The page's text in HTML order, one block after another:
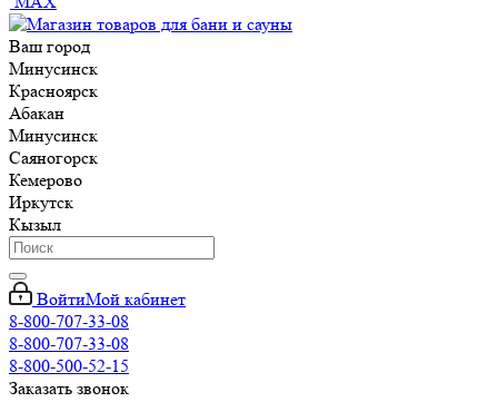
Ваш город
Минусинск
Красноярск
Абакан
Минусинск
Саяногорск
Кемерово
Иркутск
Кызыл
ВойтиМой кабинет
8-800-707-33-08
8-800-707-33-08
8-800-500-52-15
Заказать звонок